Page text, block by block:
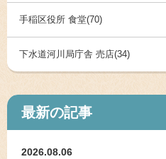
手稲区役所 食堂(70)
下水道河川局庁舎 売店(34)
最新の記事
2026.08.06